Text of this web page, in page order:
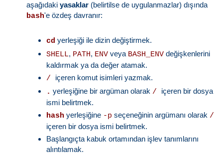
aşağıdakiyasaklar (belirtilse de uygulanmazlar) dışında
bash'e özdeş davranır:
cd yerleşiği ile dizin değiştirmek.
SHELL, PATH, ENV veya BASH_ENV değişkenlerini
kaldırmak ya da değer atamak.
/ içeren komut isimleri yazmak.
. yerleşiğine bir argüman olarak / içeren bir dosya
ismi belirtmek.
hash yerleşiğine -p seçeneğinin argümanı olarak /
içeren bir dosya ismi belirtmek.
Başlangıçta kabuk ortamından işlev tanımlarını
alıntılamak.